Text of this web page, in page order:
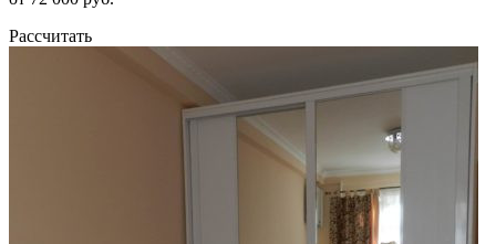
Рассчитать